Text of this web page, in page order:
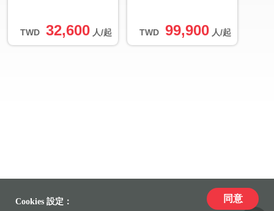
TWD 32,600 人/起 TWD 99,900 人/起
Cookies 設定： 同意